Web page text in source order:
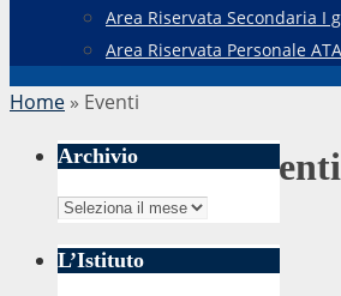
Area Riservata Secondaria I
Area Riservata Personale ATA
Home » Eventi
Eventi
O
C
Archivio
Archivio
L’Istituto